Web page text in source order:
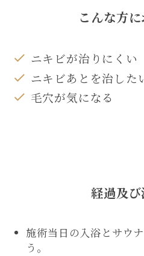
こんな方
ニキビが治りにくい
ニキビあとを治した
毛穴が気になる
経過及
施術当日の入浴とサウ
う。